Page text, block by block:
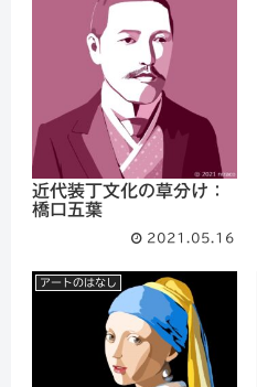
近代装丁文化の草分け：
橋口五葉
2021.05.16
アートのはなし